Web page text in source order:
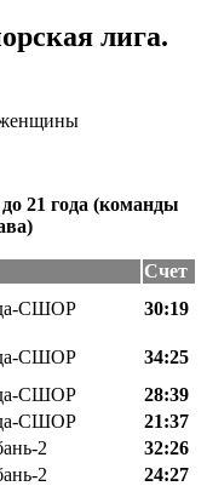
лига.
женщины
21 года (команды
Счет
СШОР 30:19
СШОР
34:25
СШОР
28:39
СШОР
21:37
2
32:26
2
24:27